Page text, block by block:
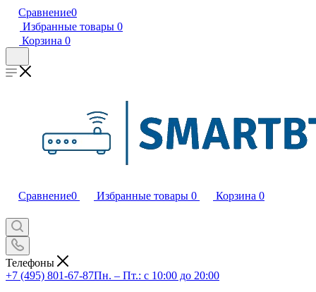
Сравнение0
Избранные товары 0
Корзина 0
Сравнение0 Избранные товары 0 Корзина 0
Телефоны
+7 (495) 801-67-87Пн. – Пт.: с 10:00 до 20:00